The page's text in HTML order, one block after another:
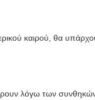
καιρού, θα
λόγω των